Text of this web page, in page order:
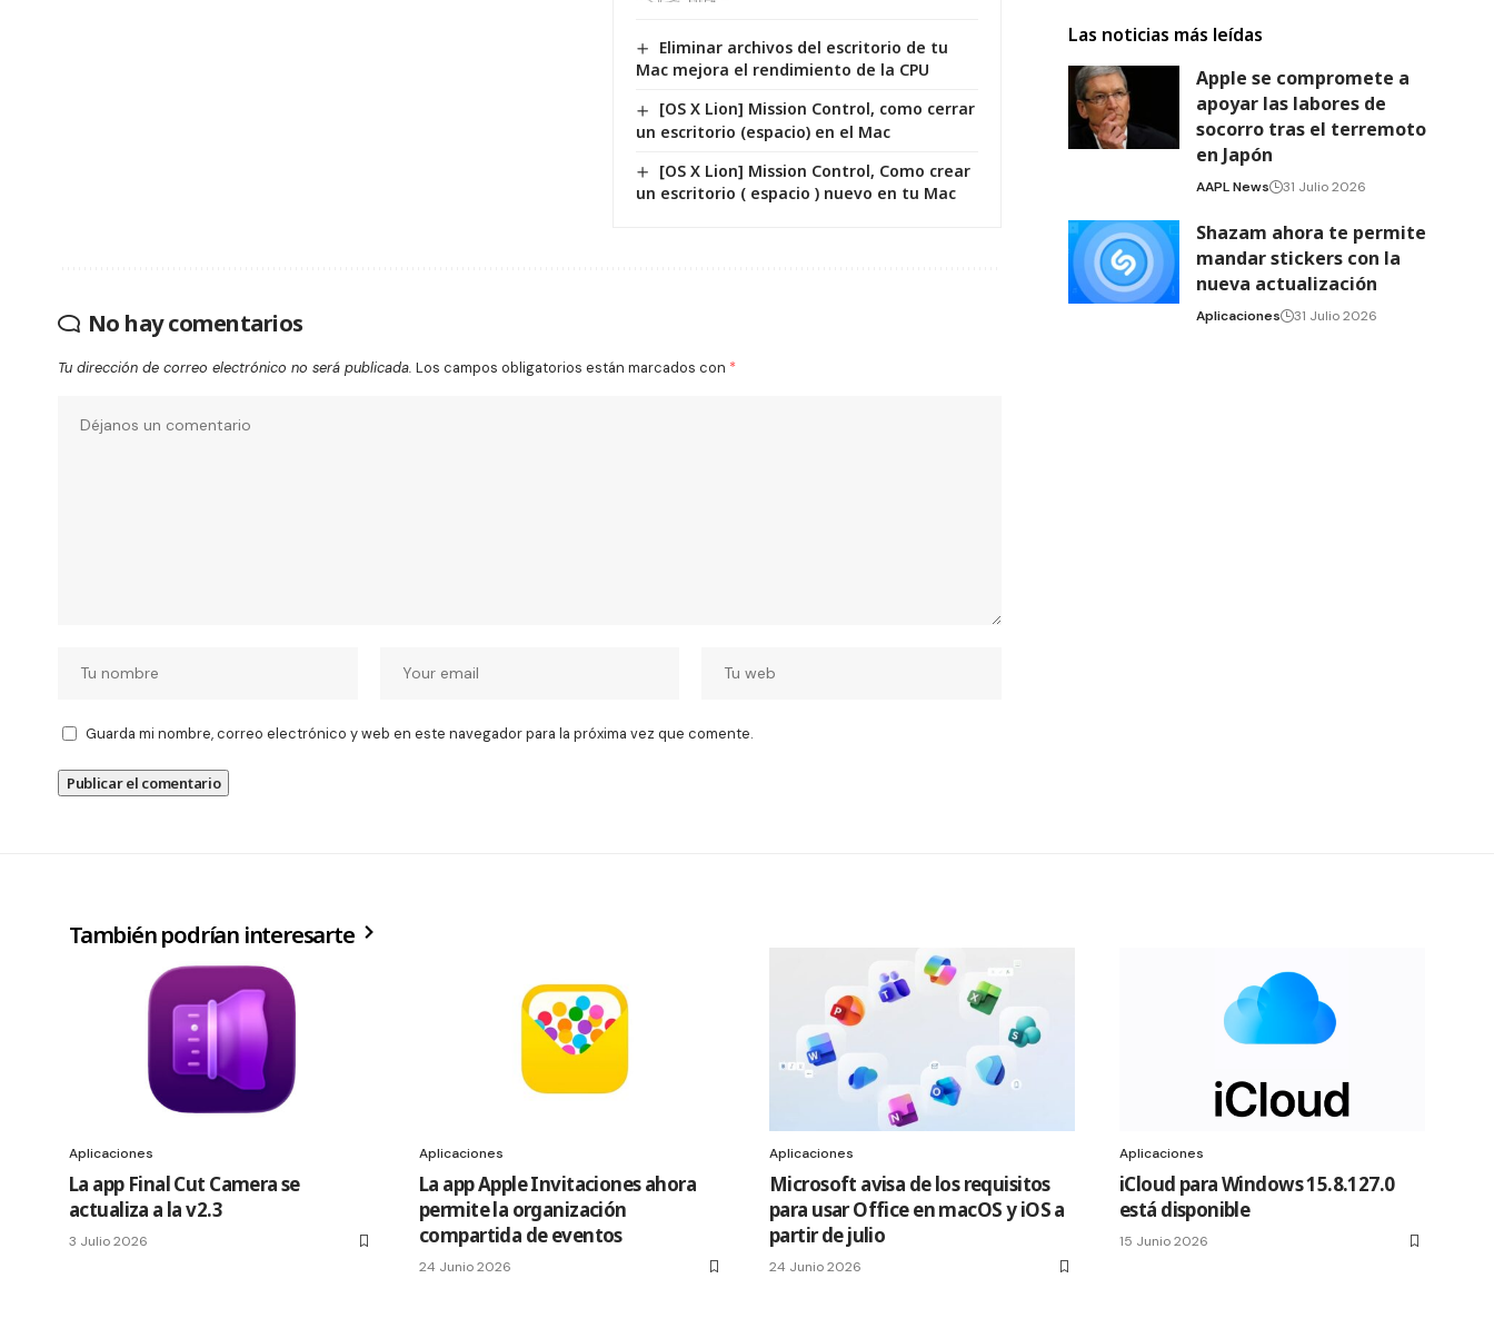
Eliminar archivos del escritorio de tu
Mac mejora el rendimiento de la CPU
[OS X Lion] Mission Control, como cerrar
un escritorio (espacio) en el Mac
[OS X Lion] Mission Control, Como crear
un escritorio ( espacio ) nuevo en tu Mac
No hay comentarios
Tu dirección de correo electrónico no será publicada. Los campos obligatorios están marcados con *
Guarda mi nombre, correo electrónico y web en este navegador para la próxima vez que comente.
Las noticias más leídas
Apple se compromete a
apoyar las labores de
socorro tras el terremoto
en Japón
AAPL News 31 Julio 2026
Shazam ahora te permite
mandar stickers con la
nueva actualización
Aplicaciones 31 Julio 2026
También podrían interesarte
Aplicaciones
La app Final Cut Camera se
actualiza a la v2.3
3 Julio 2026
Aplicaciones
La app Apple Invitaciones ahora
permite la organización
compartida de eventos
24 Junio 2026
Aplicaciones
Microsoft avisa de los requisitos
para usar Office en macOS y iOS a
partir de julio
24 Junio 2026
Aplicaciones
iCloud para Windows 15.8.127.0
está disponible
15 Junio 2026